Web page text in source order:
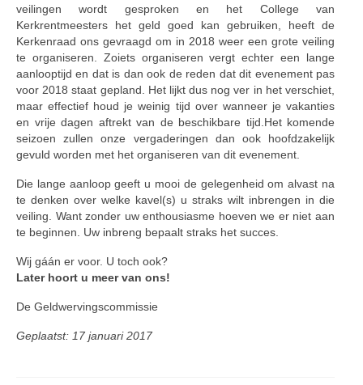
veilingen wordt gesproken en het College van
Kerkrentmeesters het geld goed kan gebruiken, heeft de
Kerkenraad ons gevraagd om in 2018 weer een grote veiling
te organiseren. Zoiets organiseren vergt echter een lange
aanlooptijd en dat is dan ook de reden dat dit evenement pas
voor 2018 staat gepland. Het lijkt dus nog ver in het verschiet,
maar effectief houd je weinig tijd over wanneer je vakanties
en vrije dagen aftrekt van de beschikbare tijd.Het komende
seizoen zullen onze vergaderingen dan ook hoofdzakelijk
gevuld worden met het organiseren van dit evenement.
Die lange aanloop geeft u mooi de gelegenheid om alvast na
te denken over welke kavel(s) u straks wilt inbrengen in die
veiling. Want zonder uw enthousiasme hoeven we er niet aan
te beginnen. Uw inbreng bepaalt straks het succes.
Wij gáán er voor. U toch ook?
Later hoort u meer van ons!
De Geldwervingscommissie
Geplaatst: 17 januari 2017